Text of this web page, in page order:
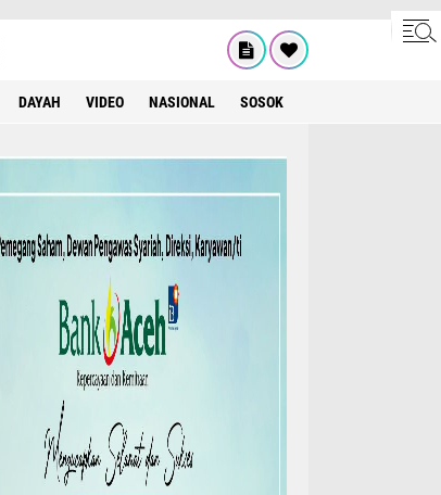
DAYAH VIDEO NASIONAL SOSOK